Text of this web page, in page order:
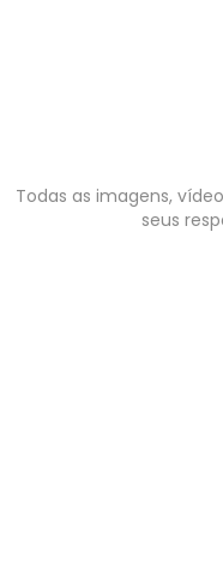
Todas as imagens,
seus